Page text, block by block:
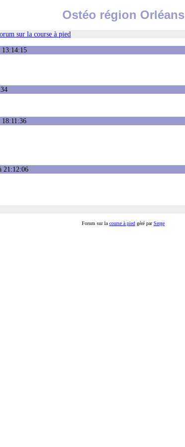
Ostéo région Orléans
sur la course à pied
21:12:06
Forum sur la course à pied géré parSerge